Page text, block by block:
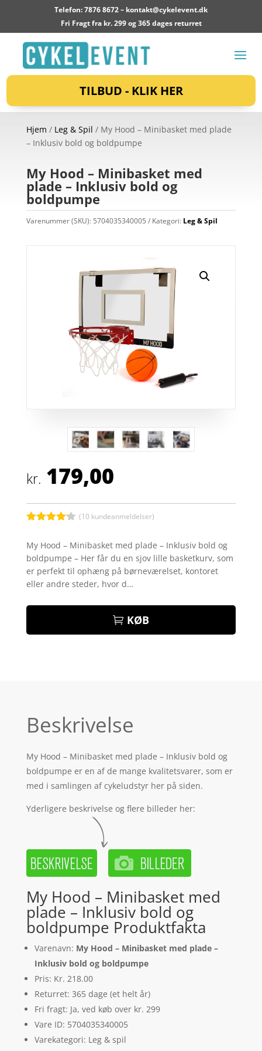
Telefon: 7876 8672 – kontakt@cykelevent.dk
Fri Fragt fra kr. 299 og 365 dages returret
TILBUD - KLIK HER
Hjem / Leg & Spil / My Hood – Minibasket med plade
– Inklusiv bold og boldpumpe
My Hood – Minibasket med
plade – Inklusiv bold og
boldpumpe
Varenummer (SKU): 5704035340005 Kategori: Leg & Spil
kr. 179,00
ud af 5
baseret
kundebedø
mmelser
(10 kundeanmeldelser)
My Hood – Minibasket med plade – Inklusiv bold og
boldpumpe – Her får du en sjov lille basketkurv, som
er perfekt til ophæng på børneværelset, kontoret
eller andre steder, hvor d…
KØB
Beskrivelse
My Hood – Minibasket med plade – Inklusiv bold og
boldpumpe er en af de mange kvalitetsvarer, som er
med i samlingen af cykeludstyr her på siden.
Yderligere beskrivelse og flere billeder her:
My Hood – Minibasket med
plade – Inklusiv bold og
boldpumpe Produktfakta
Varenavn: My Hood – Minibasket med plade –
Inklusiv bold og boldpumpe
Pris: Kr. 218.00
Returret: 365 dage (et helt år)
Fri fragt: Ja, ved køb over kr. 299
Vare ID: 5704035340005
Varekategori: Leg & spil